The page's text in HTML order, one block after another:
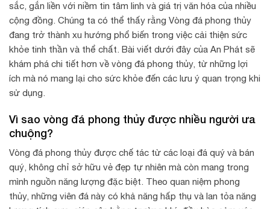
sắc, gắn liền với niềm tin tâm linh và giá trị văn hóa của nhiều
cộng đồng. Chúng ta có thể thấy rằng Vòng đá phong thủy
đang trở thành xu hướng phổ biến trong việc cải thiện sức
khỏe tinh thần và thể chất. Bài viết dưới đây của An Phát sẽ
khám phá chi tiết hơn về vòng đá phong thủy, từ những lợi
ích mà nó mang lại cho sức khỏe đến các lưu ý quan trọng khi
sử dụng.
Vì sao vòng đá phong thủy được nhiều người ưa
chuộng?
Vòng đá phong thủy được chế tác từ các loại đá quý và bán
quý, không chỉ sở hữu vẻ đẹp tự nhiên mà còn mang trong
mình nguồn năng lượng đặc biệt. Theo quan niệm phong
thủy, những viên đá này có khả năng hấp thụ và lan tỏa năng